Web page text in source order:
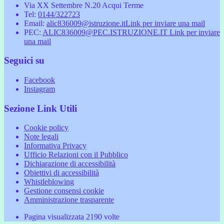
Via XX Settembre N.20 Acqui Terme
Tel: 0144/322723
Email: alic836009@istruzione.itLink per inviare una mail
PEC: ALIC836009@PEC.ISTRUZIONE.IT Link per inviare
una mail
Seguici su
Facebook
Instagram
Sezione Link Utili
Cookie policy
Note legali
Informativa Privacy
Ufficio Relazioni con il Pubblico
Dichiarazione di accessibilità
Obiettivi di accessibilità
Whistleblowing
Gestione consensi cookie
Amministrazione trasparente
Pagina visualizzata 2190 volte